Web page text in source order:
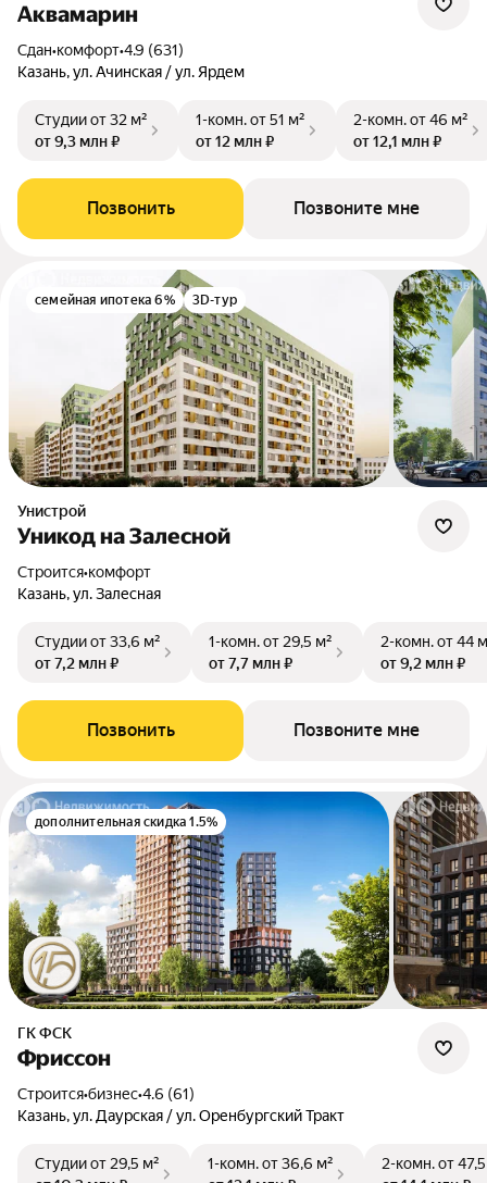
Аквамарин
Сдан•комфорт•4.9 (631)
Казань, ул. Ачинская / ул. Ярдем
Студииот 32 м²
от 9,3 млн ₽
1-комн.от 51 м²
от 12 млн ₽
2-комн.от 46 м²
от 12,1 млн ₽
Позвонить Позвоните мне
семейная ипотека 6% 3D-тур
Унистрой
Уникод на Залесной
Строится•комфорт
Казань, ул. Залесная
Студииот 33,6 м²
от 7,2 млн ₽
1-комн.от 29,5 м²
от 7,7 млн ₽
2-комн.от 44
от 9,2 млн ₽
Позвонить Позвоните мне
дополнительная скидка 1.5%
ГК ФСК
Фриссон
Строится•бизнес•4.6 (61)
Казань, ул. Даурская / ул. Оренбургский Тракт
Студииот 29,5 м²
1-комн.от 36,6 м²
2-комн.от